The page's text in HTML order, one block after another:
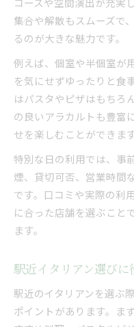
集合や解散もスムーズで
るのが大きな魅力です。
例えば、個室や半個室が
を気にせずゆったりと食
はパスタやピザはもちろ
の良いアラカルトも豊富
せを楽しむことができます
特別な日の利用では、事
煙、貸切可否、営業時間
です。口コミや実際の利
に合った店舗を選ぶこと
ます。
駅近イタリアン選び
駅近のイタリアンを選ぶ
ポイントがあります。ま